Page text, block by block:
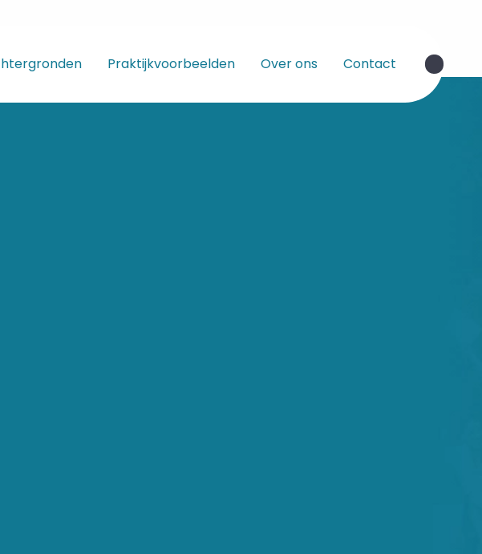
Praktijkvoorbeelden Over ons Contact Zoek
knop